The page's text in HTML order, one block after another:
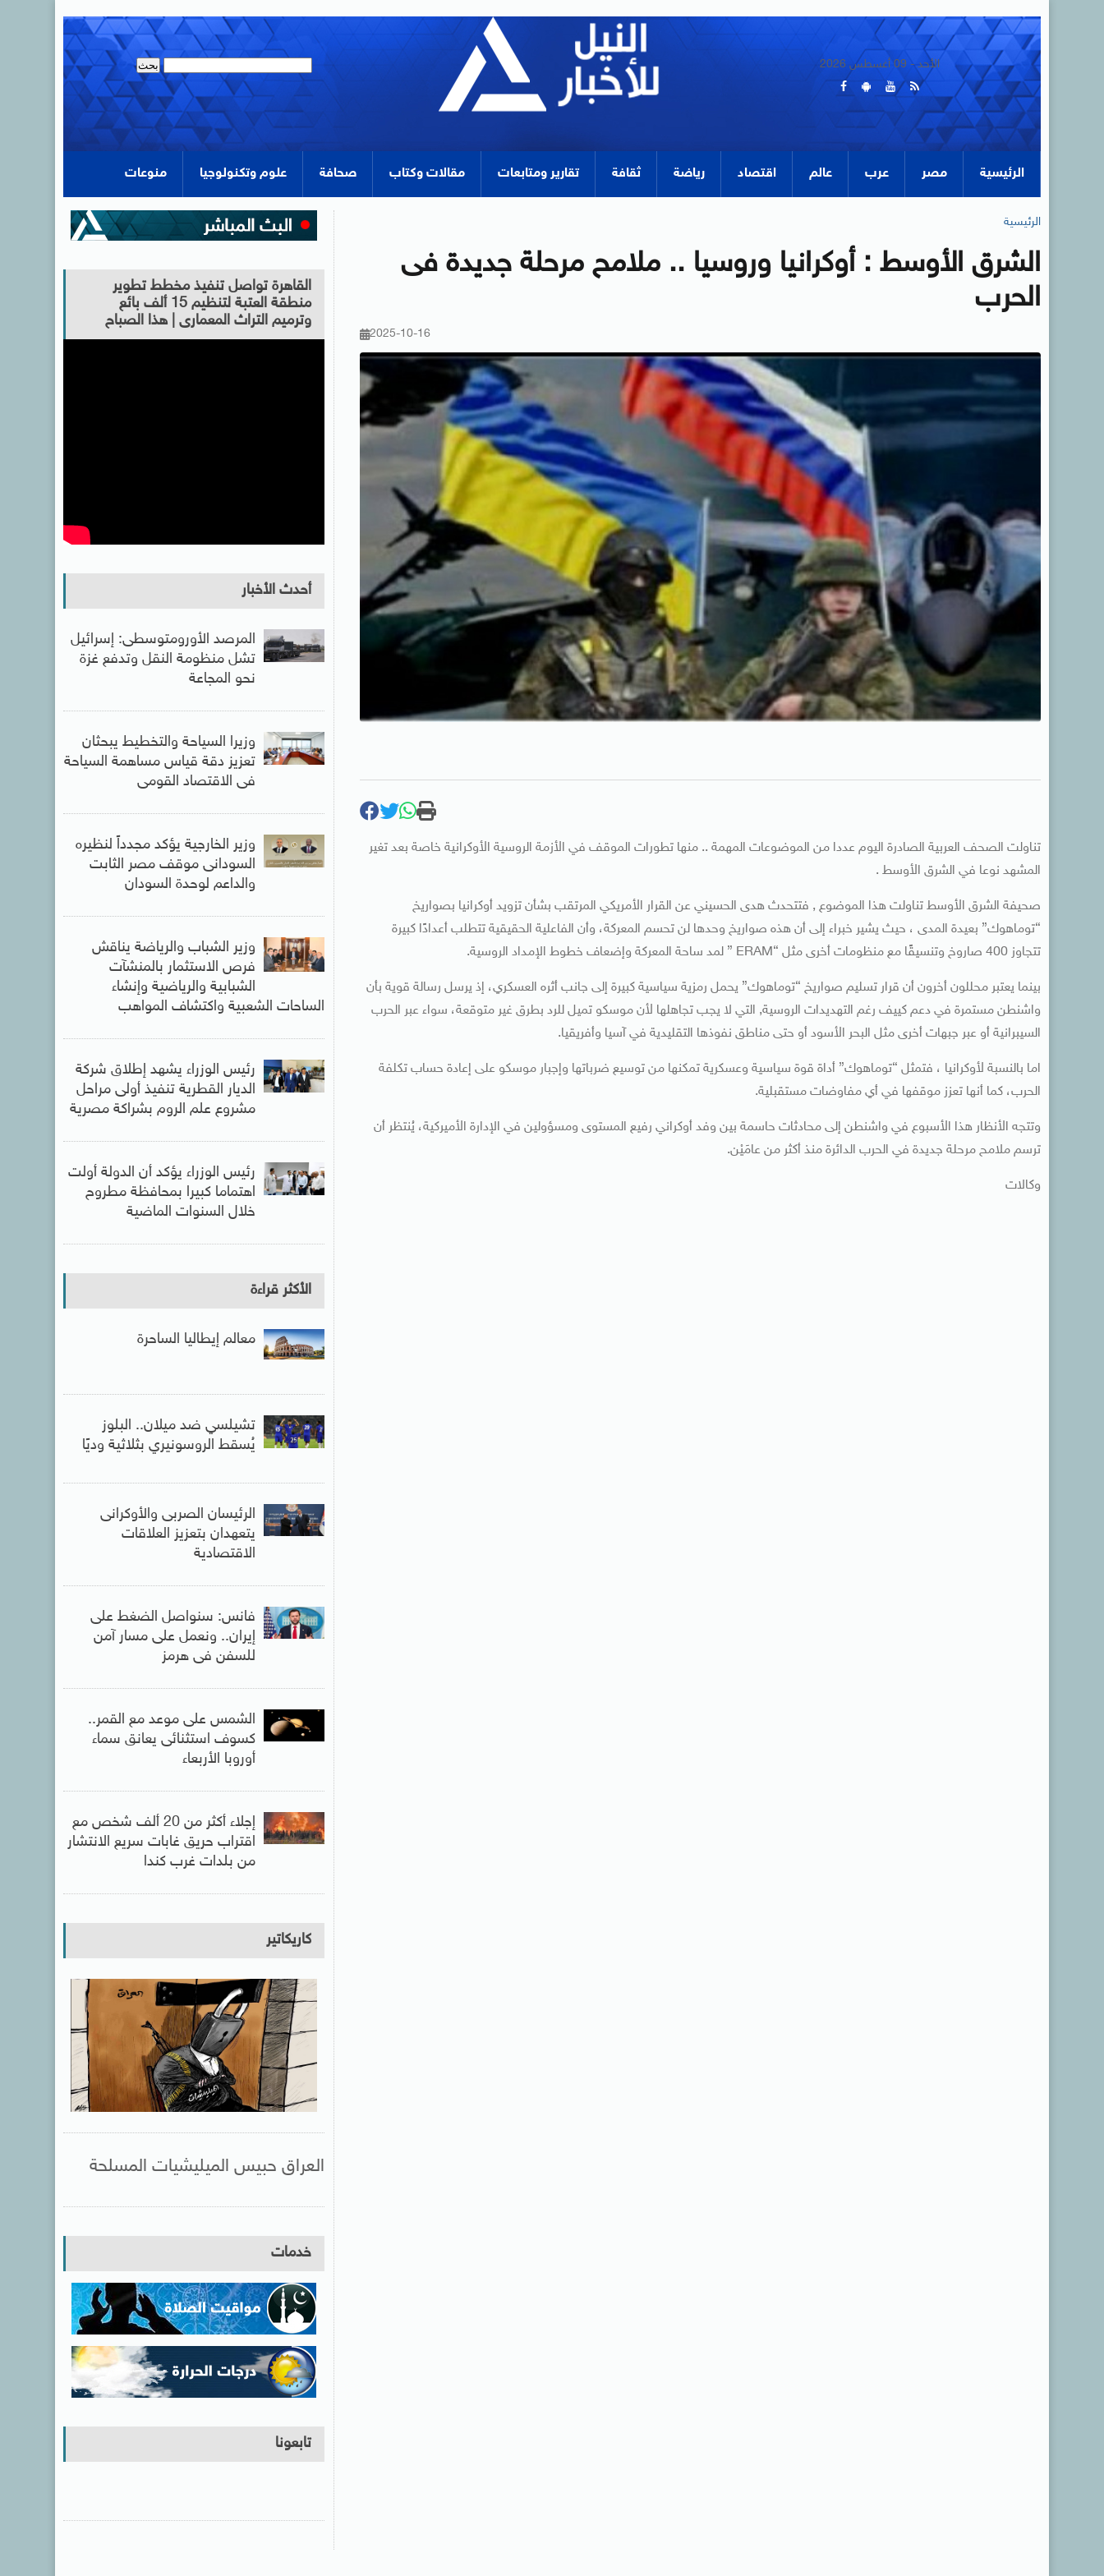
الأحد - 09 أغسطس 2026
الرئيسية مصر عرب عالم اقتصاد رياضة ثقافة تقارير ومتابعات مقالات وكتاب صحافة علوم وتكنولوجيا منوعات
الرئيسية
الشرق الأوسط : أوكرانيا وروسيا .. ملامح مرحلة جديدة فى
الحرب
2025-10-16
تناولت الصحف العربية الصادرة اليوم عددا من الموضوعات المهمة .. منها تطورات الموقف في الأزمة الروسية الأوكرانية خاصة بعد تغير
المشهد نوعا في الشرق الأوسط .
صحيفة الشرق الأوسط تناولت هذا الموضوع , فتتحدث هدى الحسيني عن القرار الأمريكي المرتقب بشأن تزويد أوكرانيا بصواريخ
“توماهوك” بعيدة المدى ، حيث يشير خبراء إلى أن هذه صواريخ وحدها لن تحسم المعركة، وأن الفاعلية الحقيقية تتطلب أعدادًا كبيرة
تتجاوز 400 صاروخ وتنسيقًا مع منظومات أخرى مثل “ERAM ” لمد ساحة المعركة وإضعاف خطوط الإمداد الروسية.
بينما يعتبر محللون أخرون أن قرار تسليم صواريخ “توماهوك” يحمل رمزية سياسية كبيرة إلى جانب أثره العسكري، إذ يرسل رسالة قوية بأن
واشنطن مستمرة في دعم كييف رغم التهديدات الروسية, التي لا يجب تجاهلها لأن موسكو تميل للرد بطرق غير متوقعة، سواء عبر الحرب
السيبرانية أو عبر جبهات أخرى مثل البحر الأسود أو حتى مناطق نفوذها التقليدية في آسيا وأفريقيا.
اما بالنسبة لأوكرانيا ، فتمثل “توماهوك” أداة قوة سياسية وعسكرية تمكنها من توسيع ضرباتها وإجبار موسكو على إعادة حساب تكلفة
الحرب، كما أنها تعزز موقفها في أي مفاوضات مستقبلية.
وتتجه الأنظار هذا الأسبوع في واشنطن إلى محادثات حاسمة بين وفد أوكراني رفيع المستوى ومسؤولين في الإدارة الأميركية، يُنتظر أن
ترسم ملامح مرحلة جديدة في الحرب الدائرة منذ أكثر من عامَيْن.
وكالات
القاهرة تواصل تنفيذ مخطط تطوير
منطقة العتبة لتنظيم 15 ألف بائع
وترميم التراث المعمارى | هذا الصباح
أحدث الأخبار
المرصد الأورومتوسطى: إسرائيل
تشل منظومة النقل وتدفع غزة
نحو المجاعة
وزيرا السياحة والتخطيط يبحثان
تعزيز دقة قياس مساهمة السياحة
فى الاقتصاد القومى
وزير الخارجية يؤكد مجدداً لنظيره
السودانى موقف مصر الثابت
والداعم لوحدة السودان
وزير الشباب والرياضة يناقش
فرص الاستثمار بالمنشآت
الشبابية والرياضية وإنشاء
الساحات الشعبية واكتشاف المواهب
رئيس الوزراء يشهد إطلاق شركة
الديار القطرية تنفيذ أولى مراحل
مشروع علم الروم بشراكة مصرية
رئيس الوزراء يؤكد أن الدولة أولت
اهتماما كبيرا بمحافظة مطروح
خلال السنوات الماضية
الأكثر قراءة
معالم إيطاليا الساحرة
تشيلسي ضد ميلان.. البلوز
يُسقط الروسونيري بثلاثية وديًا
الرئيسان الصربى والأوكرانى
يتعهدان بتعزيز العلاقات
الاقتصادية
فانس: سنواصل الضغط على
إيران.. ونعمل على مسار آمن
للسفن فى هرمز
الشمس على موعد مع القمر..
كسوف استثنائى يعانق سماء
أوروبا الأربعاء
إجلاء أكثر من 20 ألف شخص مع
اقتراب حريق غابات سريع الانتشار
من بلدات غرب كندا
كاريكاتير
العراق حبيس الميليشيات المسلحة
خدمات
تابعونا